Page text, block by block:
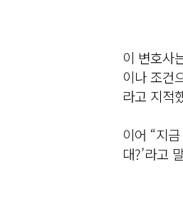
이 변호사
이나 조건
라고 지적
이어 “지
대?’라고